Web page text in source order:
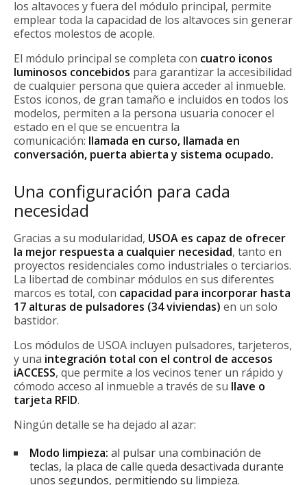
los altavoces y fuera del módulo principal, permite
emplear toda la capacidad de los altavoces sin generar
efectos molestos de acople.
El módulo principal se completa con cuatro iconos
luminosos concebidos para garantizar la accesibilidad
de cualquier persona que quiera acceder al inmueble.
Estos iconos, de gran tamaño e incluidos en todos los
modelos, permiten a la persona usuaria conocer el
estado en el que se encuentra la
comunicación: llamada en curso, llamada en
conversación, puerta abierta y sistema ocupado.
Una configuración para cada
necesidad
Gracias a su modularidad, USOA es capaz de ofrecer
la mejor respuesta a cualquier necesidad, tanto en
proyectos residenciales como industriales o terciarios.
La libertad de combinar módulos en sus diferentes
marcos es total, con capacidad para incorporar hasta
17 alturas de pulsadores (34 viviendas) en un solo
bastidor.
Los módulos de USOA incluyen pulsadores, tarjeteros,
y una integración total con el control de accesos
iACCESS, que permite a los vecinos tener un rápido y
cómodo acceso al inmueble a través de su llave o
tarjeta RFID.
Ningún detalle se ha dejado al azar:
Modo limpieza: al pulsar una combinación de
teclas, la placa de calle queda desactivada durante
unos segundos, permitiendo su limpieza.